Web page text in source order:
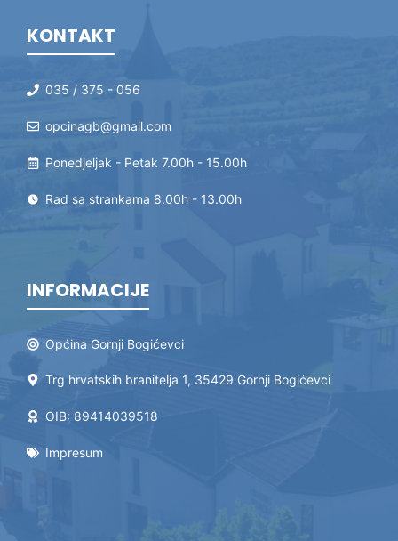
KONTAKT
035 / 375 - 056
opcinagb@gmail.com
Ponedjeljak - Petak 7.00h - 15.00h
Rad sa strankama 8.00h - 13.00h
INFORMACIJE
Općina Gornji Bogićevci
Trg hrvatskih branitelja 1, 35429 Gornji Bogićevci
OIB: 89414039518
Impresum